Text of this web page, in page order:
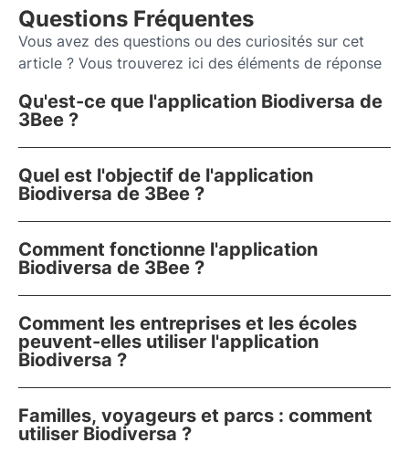
Questions Fréquentes
Vous avez des questions ou des curiosités sur cet
article ? Vous trouverez ici des éléments de réponse
Qu'est-ce que l'application Biodiversa de
3Bee ?
Quel est l'objectif de l'application
Biodiversa de 3Bee ?
Comment fonctionne l'application
Biodiversa de 3Bee ?
Comment les entreprises et les écoles
peuvent-elles utiliser l'application
Biodiversa ?
Familles, voyageurs et parcs : comment
utiliser Biodiversa ?